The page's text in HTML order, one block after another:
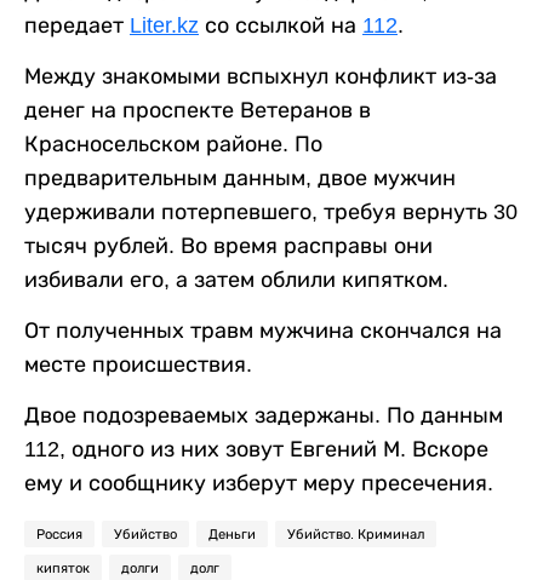
передает Liter.kz со ссылкой на 112.
Между знакомыми вспыхнул конфликт из-за
денег на проспекте Ветеранов в
Красносельском районе. По
предварительным данным, двое мужчин
удерживали потерпевшего, требуя вернуть 30
тысяч рублей. Во время расправы они
избивали его, а затем облили кипятком.
От полученных травм мужчина скончался на
месте происшествия.
Двое подозреваемых задержаны. По данным
112, одного из них зовут Евгений М. Вскоре
ему и сообщнику изберут меру пресечения.
Россия Убийство Деньги Убийство. Криминал
кипяток долги долг